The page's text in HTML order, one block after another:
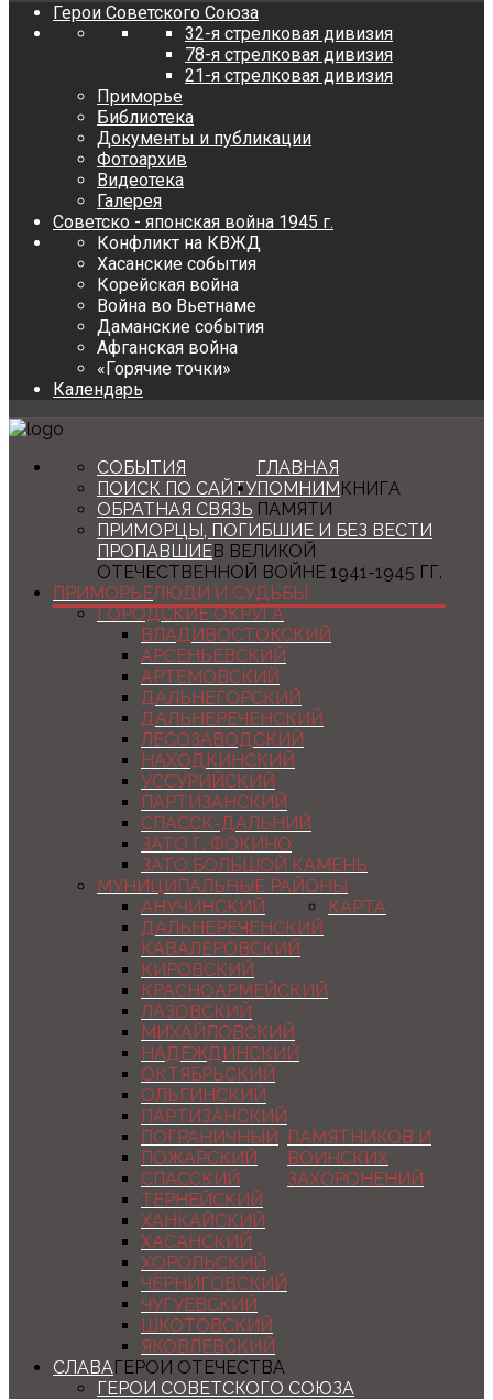
Герои Советского Союза
32-я стрелковая дивизия
78-я стрелковая дивизия
21-я стрелковая дивизия
Приморье
Библиотека
Документы и публикации
Фотоархив
Видеотека
Галерея
Советско - японская война 1945 г.
Конфликт на КВЖД
Хасанские события
Корейская война
Война во Вьетнаме
Даманские события
Афганская война
«Горячие точки»
Календарь
ГЛАВНАЯ
СОБЫТИЯ
ПОИСК ПО САЙТУ
ОБРАТНАЯ СВЯЗЬ
ПОМНИМКНИГА
ПАМЯТИ
ПРИМОРЦЫ, ПОГИБШИЕ И БЕЗ ВЕСТИ
ПРОПАВШИЕВ ВЕЛИКОЙ
ОТЕЧЕСТВЕННОЙ ВОЙНЕ 1941-1945 ГГ.
ПРИМОРЬЕЛЮДИ И СУДЬБЫ
ГОРОДСКИЕ ОКРУГА
ВЛАДИВОСТОКСКИЙ
АРСЕНЬЕВСКИЙ
АРТЕМОВСКИЙ
ДАЛЬНЕГОРСКИЙ
ДАЛЬНЕРЕЧЕНСКИЙ
ЛЕСОЗАВОДСКИЙ
НАХОДКИНСКИЙ
УССУРИЙСКИЙ
ПАРТИЗАНСКИЙ
СПАССК-ДАЛЬНИЙ
ЗАТО Г. ФОКИНО
ЗАТО БОЛЬШОЙ КАМЕНЬ
МУНИЦИПАЛЬНЫЕ РАЙОНЫ
АНУЧИНСКИЙ
ДАЛЬНЕРЕЧЕНСКИЙ
КАВАЛЕРОВСКИЙ
КИРОВСКИЙ
КРАСНОАРМЕЙСКИЙ
ЛАЗОВСКИЙ
МИХАЙЛОВСКИЙ
НАДЕЖДИНСКИЙ
ОКТЯБРЬСКИЙ
ОЛЬГИНСКИЙ
ПАРТИЗАНСКИЙ
ПОГРАНИЧНЫЙ
ПОЖАРСКИЙ
СПАССКИЙ
ТЕРНЕЙСКИЙ
ХАНКАЙСКИЙ
ХАСАНСКИЙ
ХОРОЛЬСКИЙ
ЧЕРНИГОВСКИЙ
ЧУГУЕВСКИЙ
ШКОТОВСКИЙ
ЯКОВЛЕВСКИЙ
КАРТА
ПАМЯТНИКОВ И
ВОИНСКИХ
ЗАХОРОНЕНИЙ
СЛАВАГЕРОИ ОТЕЧЕСТВА
ГЕРОИ СОВЕТСКОГО СОЮЗА